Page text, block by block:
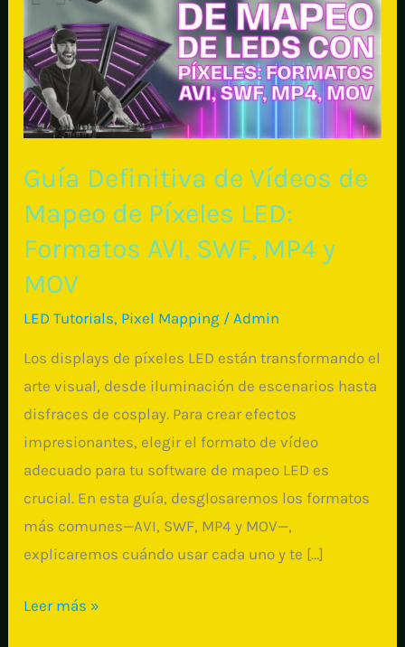
Guía Definitiva de Vídeos de
Mapeo de Píxeles LED:
Formatos AVI, SWF, MP4 y
MOV
LED Tutorials, Pixel Mapping /Admin
Los displays de píxeles LED están transformando el
arte visual, desde iluminación de escenarios hasta
disfraces de cosplay. Para crear efectos
impresionantes, elegir el formato de vídeo
adecuado para tu software de mapeo LED es
crucial. En esta guía, desglosaremos los formatos
más comunes—AVI, SWF, MP4 y MOV—,
explicaremos cuándo usar cada uno y te […]
Guía
Leer más »